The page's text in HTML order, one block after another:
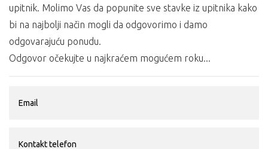
upitnik. Molimo Vas da popunite sve stavke iz upitnika kako
bi na najbolji način mogli da odgovorimo i damo
odgovarajuću ponudu.
Odgovor očekujte u najkraćem mogućem roku...